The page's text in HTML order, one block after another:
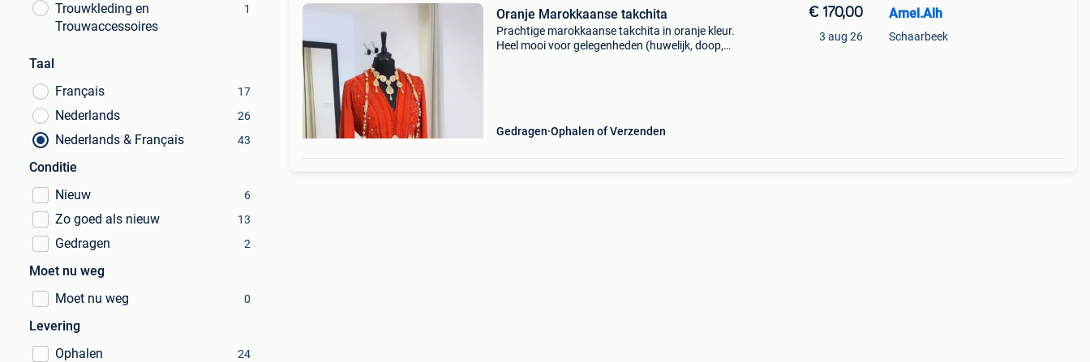
Trouwkleding en
Trouwaccessoires
1
Taal
Français
17
Nederlands 26
Nederlands & Français 43
Conditie
Nieuw
6
Zo goed als nieuw 13
Gedragen 2
Moet nu weg
Moet nu weg
0
Levering
Ophalen
24
Oranje Marokkaanse takchita
Prachtige marokkaanse takchita in oranje kleur.
Heel mooi voor gelegenheden (huwelijk, doop,
Gedragen Ophalen of Verzenden
€ 170,00
3 aug 26
Amel.Alh
Schaarbeek